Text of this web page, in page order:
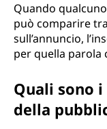
Quando
può comparire
sull’annuncio,
per quella parola
Quali sono
della